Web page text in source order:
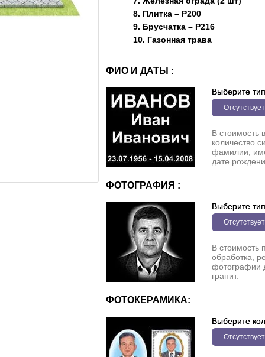
8. Плитка – P200
9. Брусчатка – P216
10. Газонная трава
ФИО И ДАТЫ :
Выберите тип
Отсутствует
В стоимость
количество
фамилии,
дате
ФОТОГРАФИЯ :
Выберите тип
Отсутствует
В стоимость
обработка,
фотографии
гранит.
ФОТОКЕРАМИКА:
Выберите
Отсутствует